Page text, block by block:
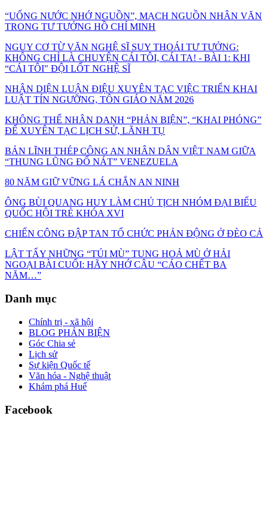
“UỐNG NƯỚC NHỚ NGUỒN”, MẠCH NGUỒN NHÂN VĂN
TRONG TƯ TƯỞNG HỒ CHÍ MINH
NGUY CƠ TỪ VĂN NGHỆ SĨ SUY THOÁI TƯ TƯỞNG:
KHÔNG CHỈ LÀ CHUYỆN CÁI TÔI, CÁI TA! - BÀI 1: KHI
“CÁI TÔI" ĐỘI LỐT NGHỆ SĨ
NHẬN DIỆN LUẬN ĐIỆU XUYÊN TẠC VIỆC TRIỂN KHAI
LUẬT TÍN NGƯỠNG, TÔN GIÁO NĂM 2026
KHÔNG THỂ NHÂN DANH “PHẢN BIỆN”, “KHAI PHÓNG”
ĐỂ XUYÊN TẠC LỊCH SỬ, LÃNH TỤ
BẢN LĨNH THÉP CÔNG AN NHÂN DÂN VIỆT NAM GIỮA
“THUNG LŨNG ĐỔ NÁT” VENEZUELA
80 NĂM GIỮ VỮNG LÁ CHẮN AN NINH
ÔNG BÙI QUANG HUY LÀM CHỦ TỊCH NHÓM ĐẠI BIỂU
QUỐC HỘI TRẺ KHÓA XVI
CHIẾN CÔNG ĐẬP TAN TỔ CHỨC PHẢN ĐỘNG Ở ĐÈO CẢ
LẬT TẨY NHỮNG “TÚI MÙ” TUNG HOẢ MÙ Ở HẢI
NGOẠI BÀI CUỐI: HÃY NHỚ CÂU “CÁO CHẾT BA
NĂM…”
Danh mục
Chính trị - xã hội
BLOG PHẢN BIỆN
Góc Chia sẻ
Lịch sử
Sự kiện Quốc tế
Văn hóa - Nghệ thuật
Khám phá Huế
Facebook